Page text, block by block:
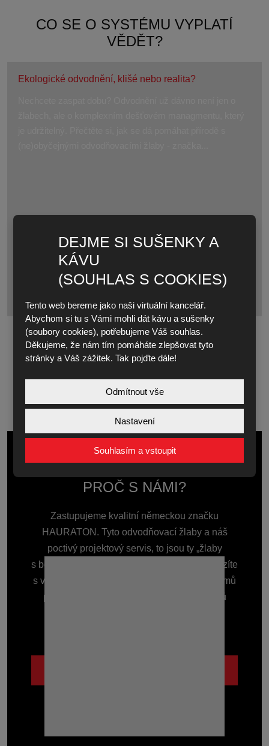
CO SE O SYSTÉMU VYPLATÍ
VĚDĚT?
Ekologické odvodnění, klišé nebo realita?
PROČ S NÁMI?
Zastupujeme kvalitní německou značku
HAURATON. Tyto odvodňovací žlaby a náš
poctivý projektový servis, to jsou ty „žlaby
s benefitem“, které Vás vždy podrží. Ať přicházíte
s velkým projektem nebo potřebujete žlab domů
před garáž, zkušenosti s odvodněním tisíců
DEJME SI SUŠENKY A
KÁVU
(SOUHLAS S COOKIES)
Tento web bereme jako naši virtuální kancelář.
Abychom si tu s Vámi mohli dát kávu a sušenky
(soubory cookies), potřebujeme Váš souhlas.
Děkujeme, že nám tím pomáháte zlepšovat tyto
stránky a Váš zážitek. Tak pojďte dále!
Odmítnout vše
Nastavení
Souhlasím a vstoupit